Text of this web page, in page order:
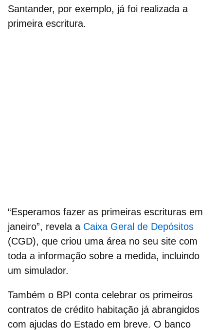
Santander, por exemplo, já foi realizada a
primeira escritura.
“Esperamos fazer as primeiras escrituras em
janeiro”, revela a Caixa Geral de Depósitos
(CGD), que criou uma área no seu site com
toda a informação sobre a medida, incluindo
um simulador.
Também o BPI conta celebrar os primeiros
contratos de crédito habitação já abrangidos
com ajudas do Estado em breve. O banco